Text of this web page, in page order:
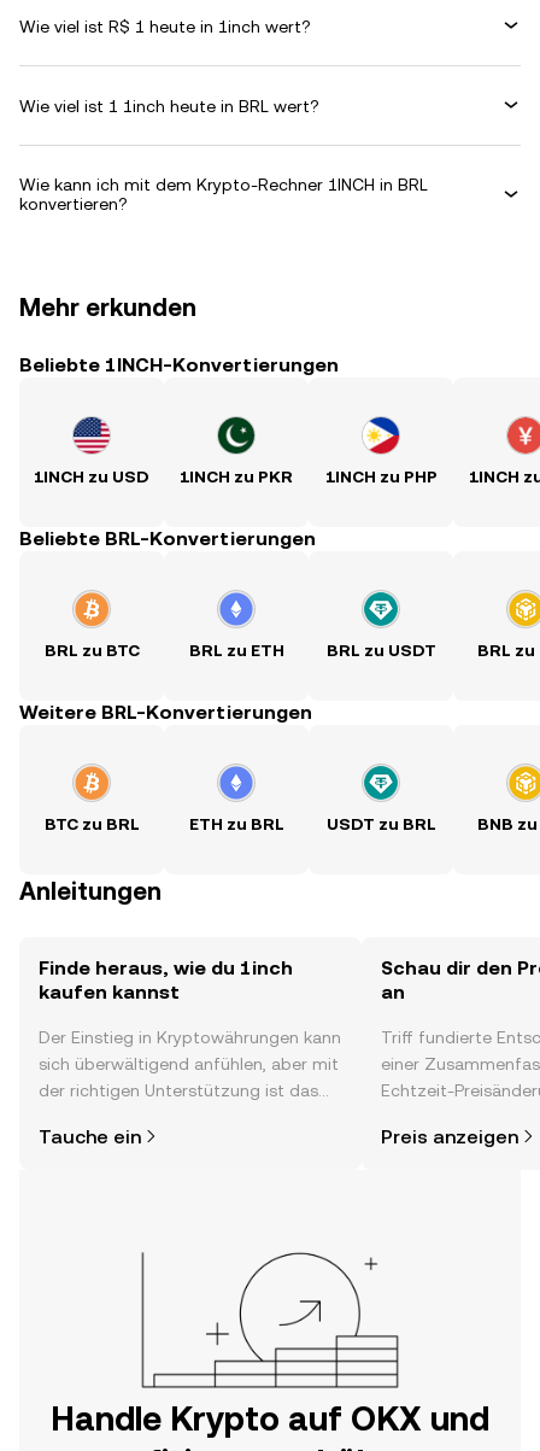
Wie viel ist R$ 1 heute in 1inch wert?
Wie viel ist 1 1inch heute in BRL wert?
Wie kann ich mit dem Krypto-Rechner 1INCH in BRL
konvertieren?
Mehr erkunden
Beliebte 1INCH-Konvertierungen
1INCH zu USD 1INCH zu PKR 1INCH zu PHP 1INCH
Beliebte BRL-Konvertierungen
BRL zu BTC BRL zu ETH BRL zu USDT BRL zu
Weitere BRL-Konvertierungen
BTC zu BRL ETH zu BRL USDT zu BRL BNB
Anleitungen
Finde heraus, wie du 1inch
kaufen kannst
Der Einstieg in Kryptowährungen kann
sich überwältigend anfühlen, aber mit
der richtigen Unterstützung ist das
direkt in der OKX-App oder hier im
Tauche ein
Schau dir den
an
Triff fundierte
einer
Echtzeit-
Neuigkeiten und
Preis anzeigen
Handle Krypto auf OKX und